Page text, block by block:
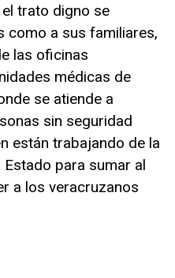
trato digno se
como a sus familiares,
las oficinas
médicas de
se atiende a
sin seguridad
están trabajando de la
para sumar al
a los veracruzanos